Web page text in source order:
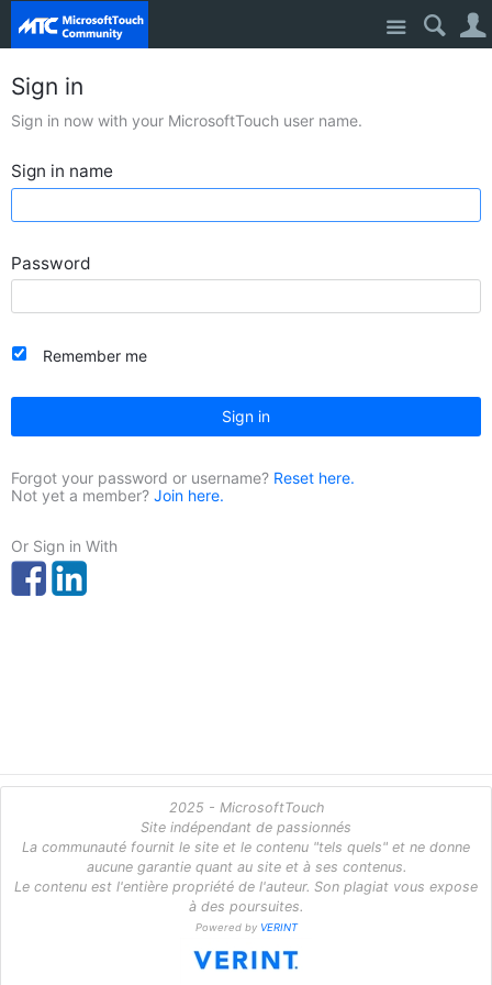
Site
Sign in
Sign in now with your MicrosoftTouch user name.
Sign in name
Password
Remember me
Sign in
Forgot your password or username? Reset here.
Not yet a member? Join here.
Or Sign in With
2025 - MicrosoftTouch
Site indépendant de passionnés
La communauté fournit le site et le contenu "tels quels" et ne donne
aucune garantie quant au site et à ses contenus.
Le contenu est l'entière propriété de l'auteur. Son plagiat vous expose
à des poursuites.
Powered by VERINT